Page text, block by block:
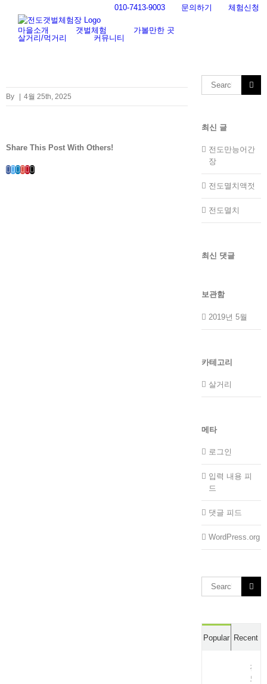
content
010-7413-9003 문의하기 체험신청
마을소개 갯벌체험
가볼만한 곳
살거리/먹거리
커뮤니티
By 4월 25th, 2025
Share This Post With Others!
Facebook
Twitter
LinkedIn
Whatsapp
Google+
Pinterest
Email
Search
for:
최신 글
전도만능어간
장
전도멸치액젓
전도멸치
최신 댓글
보관함
2019년 5월
카테고리
살거리
메타
로그인
입력 내용 피
드
댓글 피드
WordPress.org
Search
for:
Popular Recent
전
도